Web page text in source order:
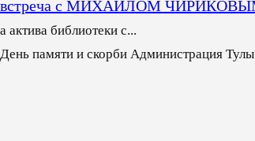
встреча с МИХАИЛОМ
актива библиотеки с...
памяти и скорби Администрация Тулы